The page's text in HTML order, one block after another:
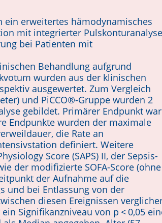
erweitertes hämodynamisches
mit integrierter
bei Patienten mit
Behandlung aufgrund
wurden aus der klinischen
ausgewertet. Zum Vergleich
und PiCCO®-Gruppe wurden 2
gebildet. Primärer Endpunkt war
Endpunkte wurden der maximale
die Rate an
definiert. Weitere
Score (SAPS) II, der Sepsis-
der modifizierte SOFA-Score (ohne
der Aufnahme auf die
und bei Entlassung von der
diesen Ereignissen
Signifikanzniveau von p < 0,05